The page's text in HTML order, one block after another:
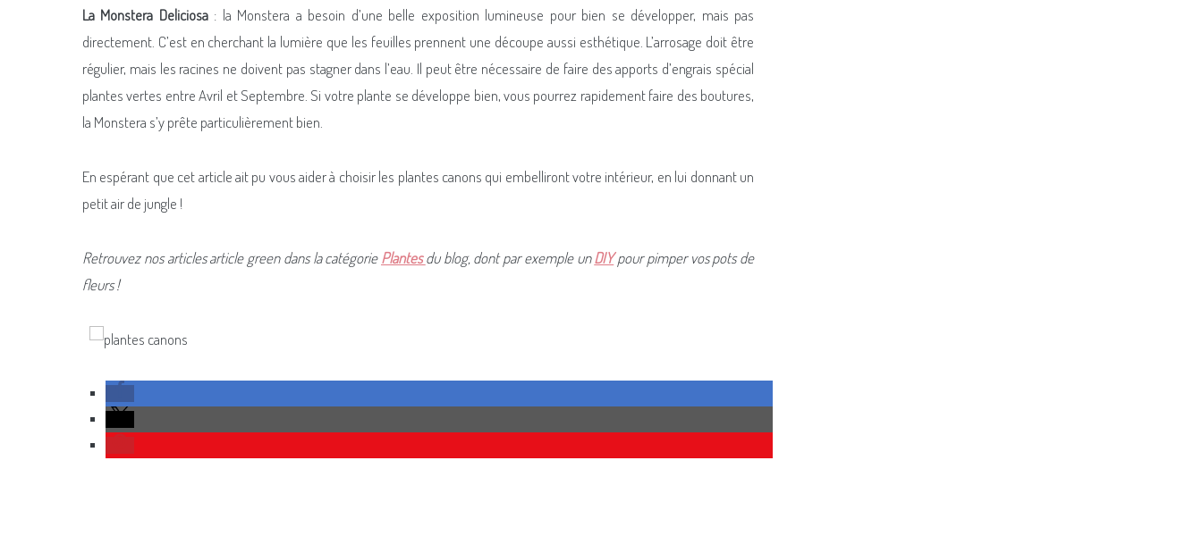
La Monstera Deliciosa: la Monstera a besoin d’une belle exposition lumineuse pour bien se développer, mais pas
directement. C’est en cherchant la lumière que les feuilles prennent une découpe aussi esthétique. L’arrosage doit être
régulier, mais les racines ne doivent pas stagner dans l’eau. Il peut être nécessaire de faire des apports d’engrais spécial
plantes vertes entre Avril et Septembre. Si votre plante se développe bien, vous pourrez rapidement faire des boutures,
la Monstera s’y prête particulièrement bien.
En espérant que cet article ait pu vous aider à choisir les plantes canons qui embelliront votre intérieur, en lui donnant un
petit air de jungle !
Retrouvez nos articles article green dans la catégoriePlantes du blog, dont par exemple unDIYpour pimper vos pots de
fleurs !